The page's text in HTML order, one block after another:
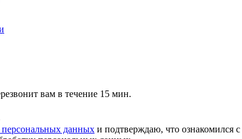
вам в течение 15 мин.
персональных данных и подтверждаю, что ознакомился с